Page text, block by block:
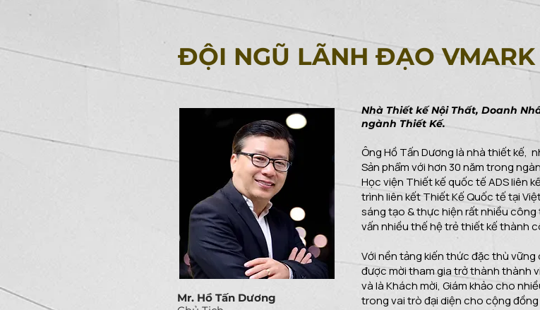
ĐỘI NGŨ LÃNH ĐẠO VMARK
Mr. Hồ Tấn Dương
Nhà Thiết kế Nội Thất, Doanh
ngành Thiết Kế.
Ông Hồ Tấn Dương là nhà thiết kế,
Sản phẩm với hơn 30 năm trong
Học viện Thiết kế quốc tế ADS liên
trình liên kết Thiết Kế Quốc tế tại
sáng tạo & thực hiện rất nhiều
vấn nhiều thế hệ trẻ thiết kế thành
Với nền tảng kiến thức đặc thù
được mời tham gia trở thành thành
và là Khách mời, Giám khảo cho
trong vai trò đại diện cho cộng